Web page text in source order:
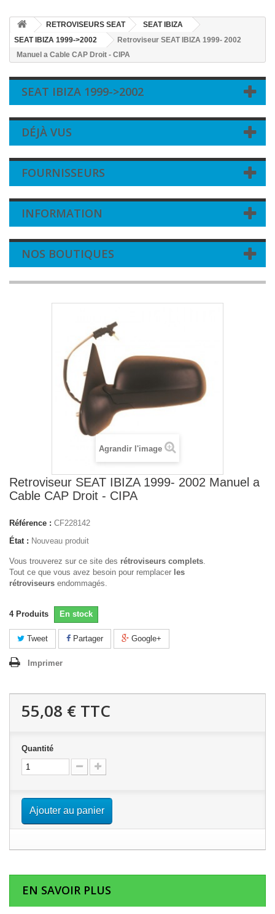
RETROVISEURS SEAT
SEAT IBIZA
SEAT IBIZA 1999->2002
Retroviseur SEAT IBIZA 1999- 2002
Manuel a Cable CAP Droit - CIPA
SEAT IBIZA 1999->2002
DÉJÀ VUS
FOURNISSEURS
INFORMATION
NOS BOUTIQUES
Agrandir l'image
Retroviseur SEAT IBIZA 1999- 2002 Manuel a
Cable CAP Droit - CIPA
Référence : CF228142
État : Nouveau produit
Vous trouverez sur ce site des rétroviseurs complets.
Tout ce que vous avez besoin pour remplacer les
rétroviseurs endommagés.
4 Produits En stock
Tweet Partager Google+
Imprimer
55,08 € TTC
Quantité
Ajouter au panier
EN SAVOIR PLUS